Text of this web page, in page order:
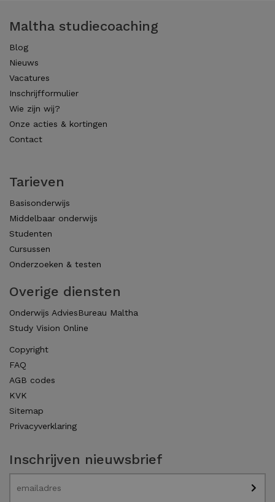
Maltha studiecoaching
Blog
Nieuws
Vacatures
Inschrijfformulier
Wie zijn wij?
Onze acties & kortingen
Contact
Tarieven
Basisonderwijs
Middelbaar onderwijs
Studenten
Cursussen
Onderzoeken & testen
Overige diensten
Onderwijs AdviesBureau Maltha
Study Vision Online
Copyright
FAQ
AGB codes
KVK
Sitemap
Privacyverklaring
Inschrijven nieuwsbrief